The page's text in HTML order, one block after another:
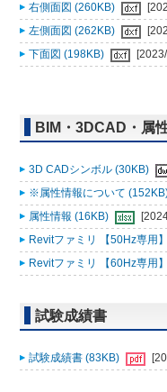
右側面図 (260KB)
左側面図 (262KB)
下面図 (198KB)
BIM・3DCAD・属
3D CADシンボル (30KB)
※属性情報について
属性情報 (16KB)
Revitファミリ 【50Hz専用
Revitファミリ 【60Hz専用
試験成績書
試験成績書 (83KB)